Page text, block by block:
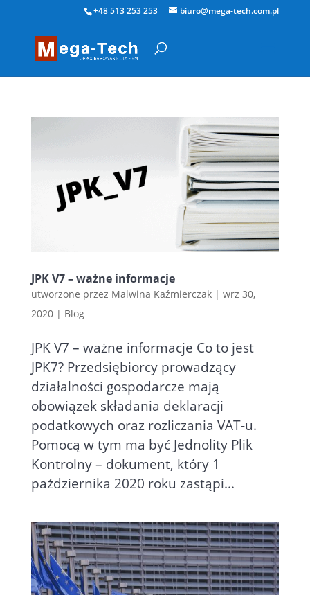
+48 513 253 253 biuro@mega-tech.com.pl
JPK V7 – ważne informacje
utworzone przez Malwina Kaźmierczak| wrz 30,
2020| Blog
JPK V7 – ważne informacje Co to jest
JPK7? Przedsiębiorcy prowadzący
działalności gospodarcze mają
obowiązek składania deklaracji
podatkowych oraz rozliczania VAT-u.
Pomocą w tym ma być Jednolity Plik
Kontrolny – dokument, który 1
października 2020 roku zastąpi...